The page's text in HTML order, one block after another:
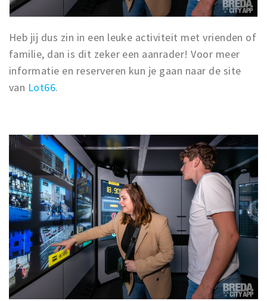
Heb jij dus zin in een leuke activiteit met vrienden of
familie, dan is dit zeker een aanrader! Voor meer
informatie en reserveren kun je gaan naar de site
van Lot66.